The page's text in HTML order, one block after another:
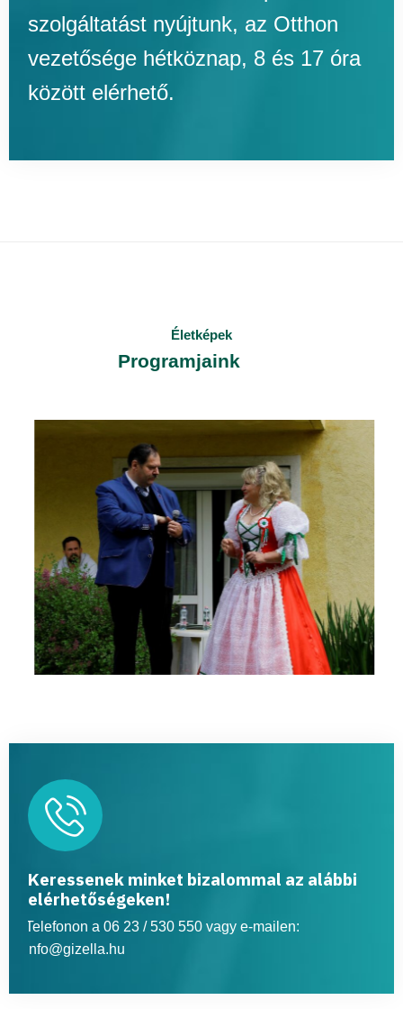
szolgáltatást nyújtunk, az Otthon
vezetősége hétköznap, 8 és 17 óra
között elérhető.
Életképek
Programjaink
Havi 1-2 alkalommal
programok
Keressenek minket bizalommal az alábbi
elérhetőségeken!
Telefonon a 06 23 / 530 550 vagy e-mailen:
info@gizella.hu